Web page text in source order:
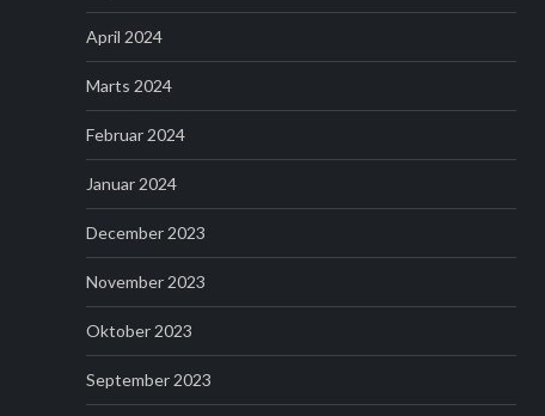
April 2024
Marts 2024
Februar 2024
Januar 2024
December 2023
November 2023
Oktober 2023
September 2023